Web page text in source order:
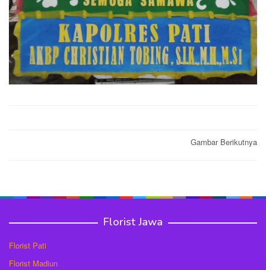
Gambar Berikutnya
Florist Jawa
Florist Pati
Florist Madiun